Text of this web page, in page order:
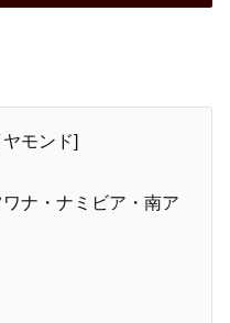
モンド]
ナ・ナミビア・南ア